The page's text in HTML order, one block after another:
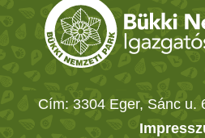
Cím: 3304 Eger, Sánc u.